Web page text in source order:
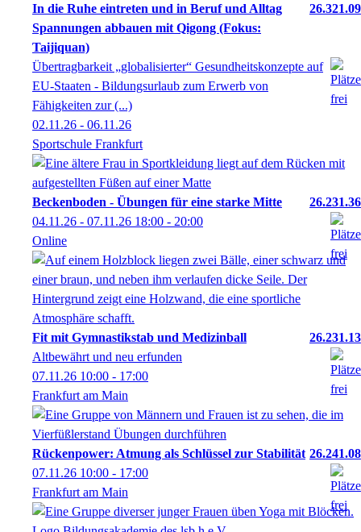
In die Ruhe eintreten und in Beruf und Alltag
Spannungen abbauen mit Qigong (Fokus:
Taijiquan)
26.321.09
Übertragbarkeit „globalisierter“ Gesundheitskonzepte auf
EU-Staaten - Bildungsurlaub zum Erwerb von
Fähigkeiten zur (...)
02.11.26 - 06.11.26
Sportschule Frankfurt
Beckenboden - Übungen für eine starke Mitte
26.231.36
04.11.26 - 07.11.26 18:00 - 20:00
Online
Fit mit Gymnastikstab und Medizinball
26.231.13
Altbewährt und neu erfunden
07.11.26 10:00 - 17:00
Frankfurt am Main
Rückenpower: Atmung als Schlüssel zur Stabilität 26.241.08
07.11.26 10:00 - 17:00
Frankfurt am Main